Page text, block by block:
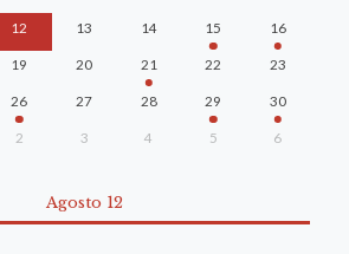
12 13 14 15 16
19 20 21 22 23
26 27 28 29 30
2 3 4 5 6
Agosto 12